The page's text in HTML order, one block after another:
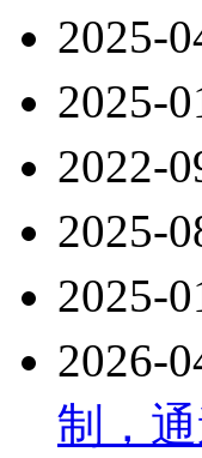
2025-
2025-
2022-
2025-
2025-
2026-
制，